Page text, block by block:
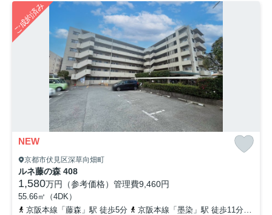
ご成約済み
NEW
京都市伏見区深草向畑町
ルネ藤の森 408
1,580万円（参考価格） 管理費9,460円
55.66㎡（4DK）
京阪本線「藤森」駅 徒歩5分
京阪本線「墨染」駅 徒歩11分